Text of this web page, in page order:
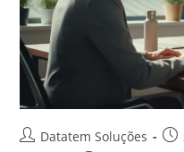
Datatem Soluções